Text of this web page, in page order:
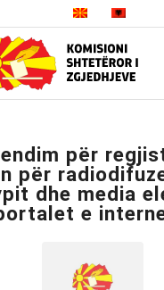
për
për
dhe media
e